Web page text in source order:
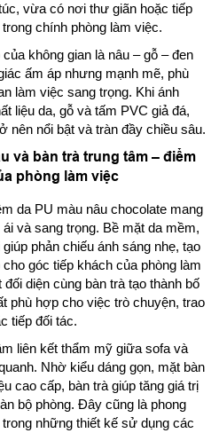
vừa có nơi thư giãn hoặc tiếp
chính phòng làm việc.
không gian là nâu – gỗ – đen
ấm áp nhưng mạnh mẽ, phù
làm việc sang trọng. Khi ánh
liệu da, gỗ và tấm PVC giả đá,
nên nổi bật và tràn đầy chiều sâu.
và bàn trà trung tâm – điểm
phòng làm việc
da PU màu nâu chocolate mang
và sang trọng. Bề mặt da mềm,
phản chiếu ánh sáng nhẹ, tạo
góc tiếp khách của phòng làm
diện cùng bàn trà tạo thành bố
phù hợp cho việc trò chuyện, trao
tiếp đối tác.
liên kết thẩm mỹ giữa sofa và
Nhờ kiểu dáng gọn, mặt bàn
cao cấp, bàn trà giúp tăng giá trị
bộ phòng. Đây cũng là phong
những thiết kế sử dụng các